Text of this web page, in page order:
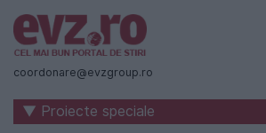
Știri
naționale
internaționale
coordonare@evzgroup.ro
▼ Proiecte speciale